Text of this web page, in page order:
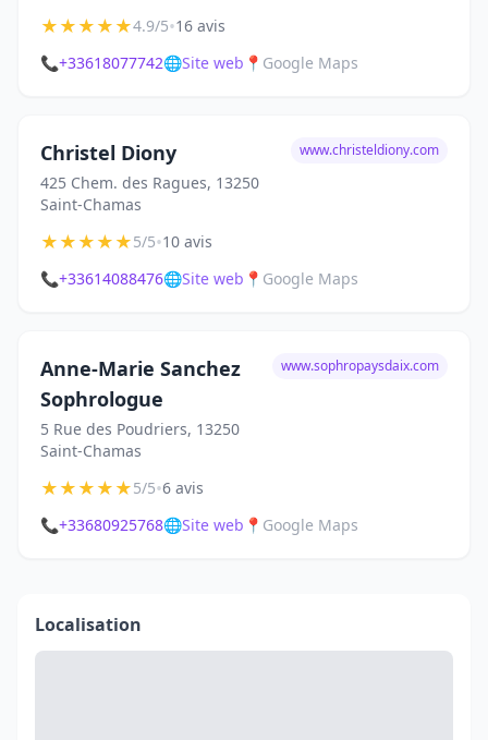
★★★★★4.9/5•16 avis
📞+33618077742🌐Site web 📍 Google Maps
Christel Diony
425 Chem. des Ragues, 13250
Saint-Chamas
www.christeldiony.com
★★★★★5/5•10 avis
📞+33614088476🌐Site web 📍 Google Maps
Anne-Marie Sanchez
Sophrologue
5 Rue des Poudriers, 13250
Saint-Chamas
www.sophropaysdaix.com
★★★★★5/5•6 avis
📞+33680925768🌐Site web 📍 Google Maps
Localisation